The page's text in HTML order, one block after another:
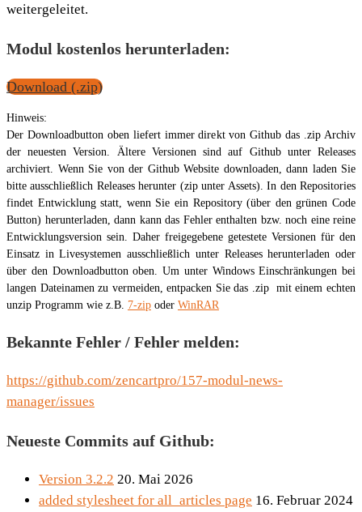
weitergeleitet.
Modul kostenlos herunterladen:
Download (.zip)
Hinweis:
Der Downloadbutton oben liefert immer direkt von Github das .zip Archiv
der neuesten Version. Ältere Versionen sind auf Github unter Releases
archiviert. Wenn Sie von der Github Website downloaden, dann laden Sie
bitte ausschließlich Releases herunter (zip unter Assets). In den Repositories
findet Entwicklung statt, wenn Sie ein Repository (über den grünen Code
Button) herunterladen, dann kann das Fehler enthalten bzw. noch eine reine
Entwicklungsversion sein. Daher freigegebene getestete Versionen für den
Einsatz in Livesystemen ausschließlich unter Releases herunterladen oder
über den Downloadbutton oben. Um unter Windows Einschränkungen bei
langen Dateinamen zu vermeiden, entpacken Sie das .zip mit einem echten
unzip Programm wie z.B. 7-zip oder WinRAR
Bekannte Fehler / Fehler melden:
https://github.com/zencartpro/157-modul-news-
manager/issues
Neueste Commits auf Github:
Version 3.2.2 20. Mai 2026
added stylesheet for all_articles page 16. Februar 2024